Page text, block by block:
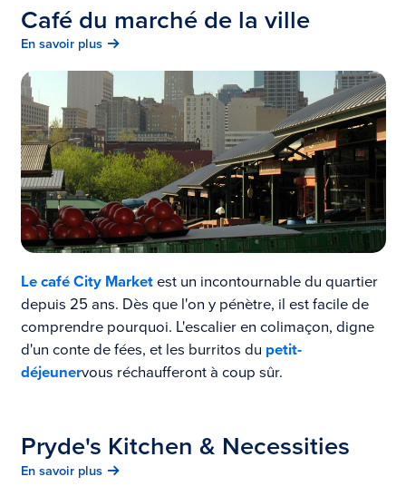
Café du marché de la ville
En savoir plus
Le café City Marketest un incontournable du quartier
depuis 25 ans. Dès que l'on y pénètre, il est facile de
comprendre pourquoi. L'escalier en colimaçon, digne
d'un conte de fées, et les burritos du petit-
déjeunervous réchaufferont à coup sûr.
Pryde's Kitchen & Necessities
En savoir plus